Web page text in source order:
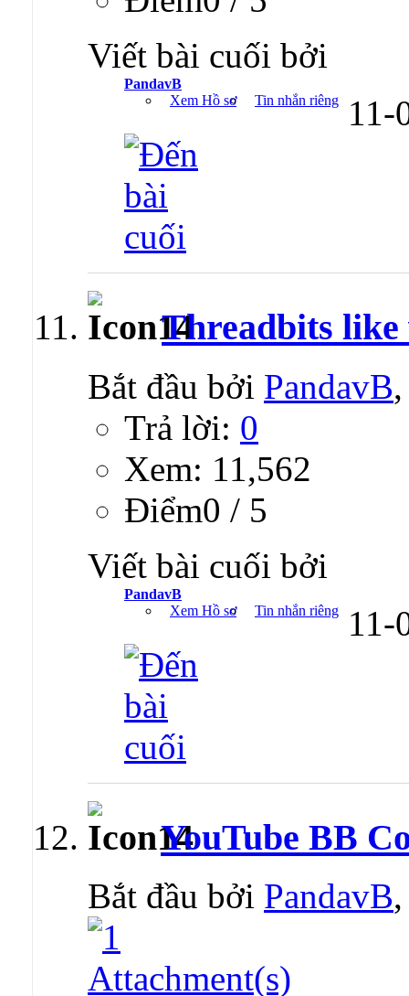
Viết bài cuối bởi
PandavB
Xem Hồ sơ
Tin nhắn riêng 11-
Threadbits
Bắt đầu bởi PandavB
Trả lời: 0
Xem: 11,562
Ðiểm0 / 5
Viết bài cuối bởi
PandavB
Xem Hồ sơ
Tin nhắn riêng 11-
YouTube BB
Bắt đầu bởi PandavB